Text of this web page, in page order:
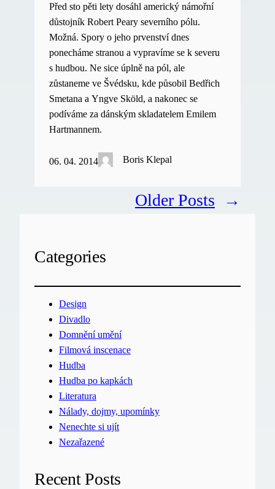
Před sto pěti lety dosáhl americký námořní
důstojník Robert Peary severního pólu.
Možná. Spory o jeho prvenství dnes
ponecháme stranou a vypravíme se k severu
s hudbou. Ne sice úplně na pól, ale
zůstaneme ve Švédsku, kde působil Bedřich
Smetana a Yngve Sköld, a nakonec se
podíváme za dánským skladatelem Emilem
Hartmannem.
06. 04. 2014 Boris Klepal
Older Posts →
Categories
Design
Divadlo
Domnění umění
Filmová inscenace
Hudba
Hudba po kapkách
Literatura
Nálady, dojmy, upomínky
Nenechte si ujít
Nezařazené
Recent Posts